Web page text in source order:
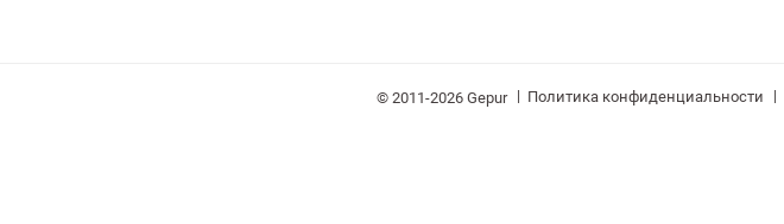
© 2011-2026 Gepur | Политика конфиденциальности |